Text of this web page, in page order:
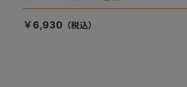
￥6,930